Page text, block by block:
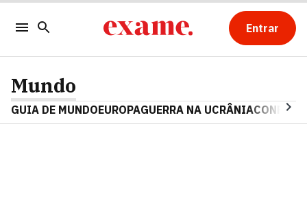
Entrar
Mundo
GUIA DE MUNDOEUROPAGUERRA NA UCRÂNIA